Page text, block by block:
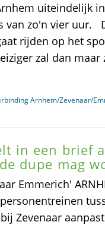
uiteindelijk
van zo'n vier uur.
rijden op het
zal dan
Arnhem/Zevenaar/
in een brief
dupe mag
Emmerich'
Zevenaar